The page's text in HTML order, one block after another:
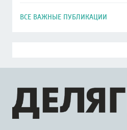
ВСЕ ВАЖНЫЕ ПУБЛИКАЦИИ